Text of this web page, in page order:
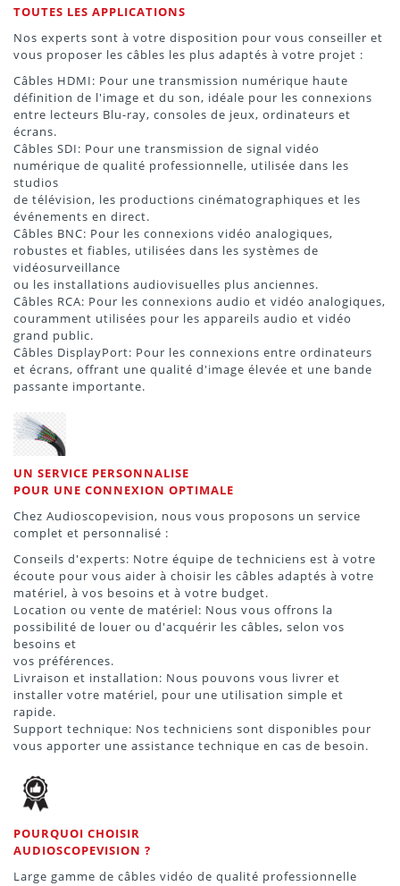
TOUTES LES APPLICATIONS
Nos experts sont à votre disposition pour vous conseiller et
vous proposer les câbles les plus adaptés à votre projet :
Câbles HDMI: Pour une transmission numérique haute
définition de l'image et du son, idéale pour les connexions
entre lecteurs Blu-ray, consoles de jeux, ordinateurs et
écrans.
Câbles SDI: Pour une transmission de signal vidéo
numérique de qualité professionnelle, utilisée dans les
studios
de télévision, les productions cinématographiques et les
événements en direct.
Câbles BNC: Pour les connexions vidéo analogiques,
robustes et fiables, utilisées dans les systèmes de
vidéosurveillance
ou les installations audiovisuelles plus anciennes.
Câbles RCA: Pour les connexions audio et vidéo analogiques,
couramment utilisées pour les appareils audio et vidéo
grand public.
Câbles DisplayPort: Pour les connexions entre ordinateurs
et écrans, offrant une qualité d'image élevée et une bande
passante importante.
UN SERVICE PERSONNALISE
POUR UNE CONNEXION OPTIMALE
Chez Audioscopevision, nous vous proposons un service
complet et personnalisé :
Conseils d'experts: Notre équipe de techniciens est à votre
écoute pour vous aider à choisir les câbles adaptés à votre
matériel, à vos besoins et à votre budget.
Location ou vente de matériel: Nous vous offrons la
possibilité de louer ou d'acquérir les câbles, selon vos
besoins et
vos préférences.
Livraison et installation: Nous pouvons vous livrer et
installer votre matériel, pour une utilisation simple et
rapide.
Support technique: Nos techniciens sont disponibles pour
vous apporter une assistance technique en cas de besoin.
POURQUOI CHOISIR
AUDIOSCOPEVISION ?
Large gamme de câbles vidéo de qualité professionnelle